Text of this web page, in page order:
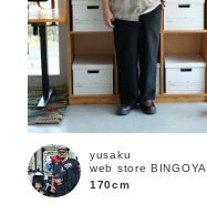
キーワード
yusaku
web store BINGOYA
170cm